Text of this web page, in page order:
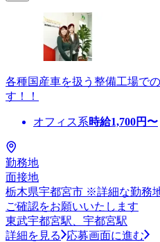
各種国産車を扱う整備工場で
す！！
オフィス系時給1,700円〜
勤務地
面接地
栃木県宇都宮市 ※詳細な勤務
ご確認をお願いいたします
東武宇都宮駅、宇都宮駅
詳細を見る
応募画面に進む